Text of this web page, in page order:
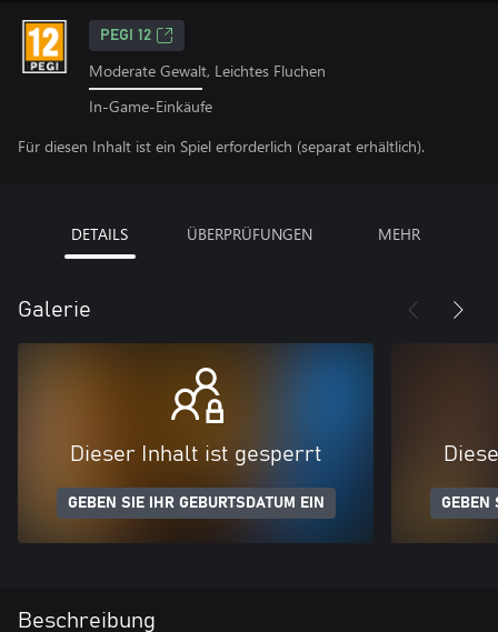
PEGI 12
Moderate Gewalt, Leichtes Fluchen
In-Game-Einkäufe
Für diesen Inhalt ist ein Spiel erforderlich (separat erhältlich).
DETAILS ÜBERPRÜFUNGEN MEHR
Galerie
Dieser Inhalt ist gesperrt
GEBEN SIE IHR GEBURTSDATUM EIN GEBEN
Beschreibung